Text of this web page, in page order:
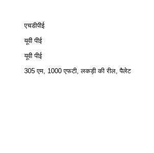
एचडीपीई
यूवी पीई
यूवी पीई
305 एम, 1000 एफटी, लकड़ी की रील, पैलेट